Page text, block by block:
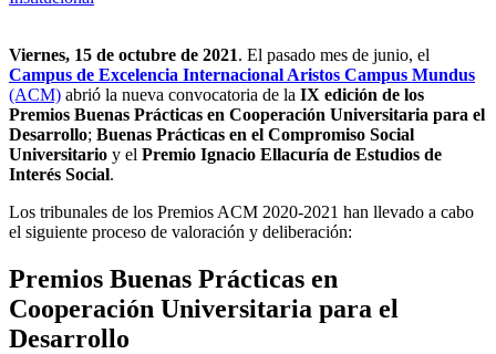
Viernes, 15 de octubre de 2021. El pasado mes de junio, el
Campus de Excelencia Internacional Aristos Campus Mundus
(ACM) abrió la nueva convocatoria de la IX edición de los
Premios Buenas Prácticas en Cooperación Universitaria para el
Desarrollo; Buenas Prácticas en el Compromiso Social
Universitario y el Premio Ignacio Ellacuría de Estudios de
Interés Social.
Los tribunales de los Premios ACM 2020-2021 han llevado a cabo
el siguiente proceso de valoración y deliberación:
Premios Buenas Prácticas en
Cooperación Universitaria para el
Desarrollo